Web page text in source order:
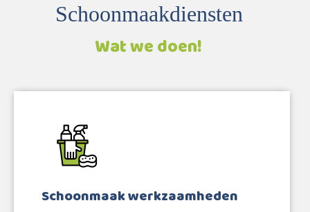
Schoonmaakdiensten
Wat we doen!
Schoonmaak werkzaamheden